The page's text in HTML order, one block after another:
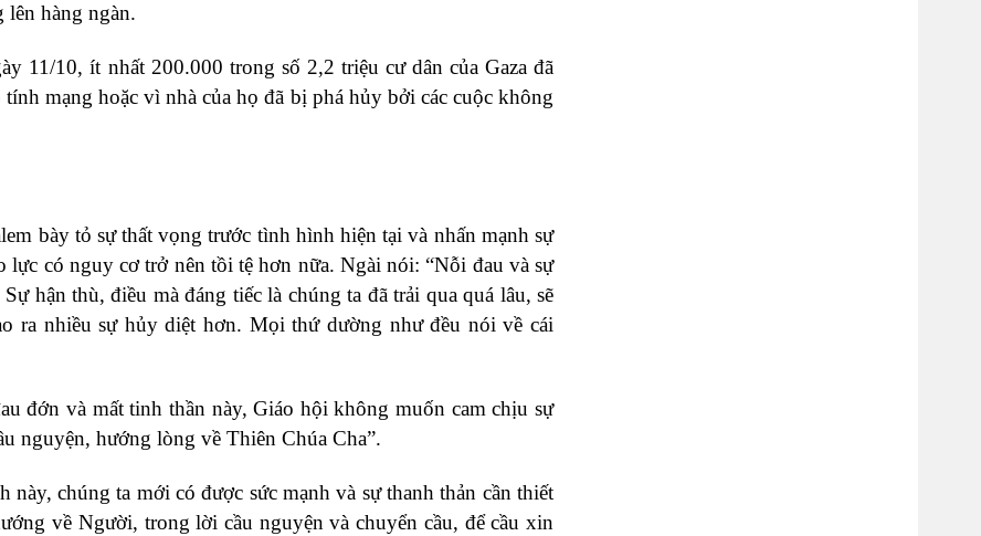
hàng ngàn.
11/10, ít nhất 200.000 trong số 2,2 triệu cư dân của Gaza đã
mạng hoặc vì nhà của họ đã bị phá hủy bởi các cuộc không
bày tỏ sự thất vọng trước tình hình hiện tại và nhấn mạnh sự
có nguy cơ trở nên tồi tệ hơn nữa. Ngài nói: “Nỗi đau và sự
hận thù, điều mà đáng tiếc là chúng ta đã trải qua quá lâu, sẽ
ra nhiều sự hủy diệt hơn. Mọi thứ dường như đều nói về cái
đớn và mất tinh thần này, Giáo hội không muốn cam chịu sự
nguyện, hướng lòng về Thiên Chúa Cha”.
chúng ta mới có được sức mạnh và sự thanh thản cần thiết
về Người, trong lời cầu nguyện và chuyển cầu, để cầu xin